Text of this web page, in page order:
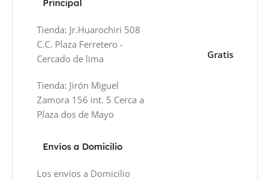
Principal
Tienda: Jr.Huarochiri 508
C.C. Plaza Ferretero -
Cercado de lima
Tienda: Jirón Miguel
Zamora 156 int. 5 Cerca a
Plaza dos de Mayo
Gratis
Envíos a Domicilio
Los envíos a Domicilio